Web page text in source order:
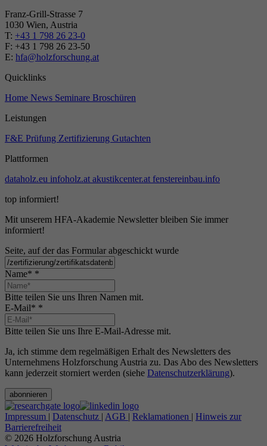
Franz-Grill-Strasse 7
1030 Wien, Austria
T: +43 1 798 26 23-0
​​F: +43 1 798 26 23-50
E: hfa@holzforschung.at
Quicklinks
Home News Seminare Broschüren
Leistungen
F&E Prüfung Zertifizierung Gutachten
Plattformen
dataholz.eu infoholz.at akustikcenter.at fenstereinbau.info
top informiert!
Mit unserem HFA-Akademie Newsletter bleiben Sie immer
informiert!
Seite, auf der das Formular abgeschickt wurde
Name* *
Bitte teilen Sie uns Ihren Namen mit.
E-Mail* *
Bitte teilen Sie uns Ihre E-Mail-Adresse mit.
Ja, ich stimme dem regelmäßigen Erhalt des Newsletters des
Unternehmens Holzforschung Austria zu. Das Abo des Newsletters
kann jederzeit storniert werden (siehe Datenschutzerklärung).
abonnieren
Impressum | Datenschutz | AGB | Reklamationen | Hinweis zur
Barrierefreiheit
© 2026 Holzforschung Austria